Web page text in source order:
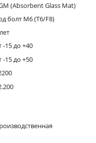
(Absorbent Glass Mat)
болт M6 (T6/F8)
-15 до +40
-15 до +50